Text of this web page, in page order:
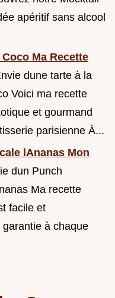
apéritif sans alcool
Ma Recette
dune tarte à la
Voici ma recette
et gourmand
parisienne À...
lAnanas Mon
dun Punch
Ma recette
facile et
à chaque